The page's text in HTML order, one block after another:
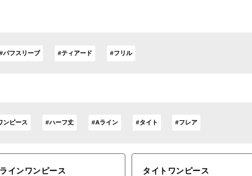
#パフスリーブ #ティアード #フリル
ンピース #ハーフ丈 #Aライン #タイト #フレア
インワンピース タイトワンピース